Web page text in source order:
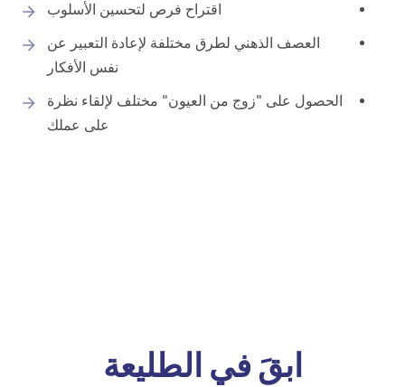
اقتراح فرص لتحسين الأسلوب
العصف الذهني لطرق مختلفة لإعادة التعبير عن
نفس الأفكار
الحصول على "زوج من العيون" مختلف لإلقاء نظرة
على عملك
ابقَ في الطليعة